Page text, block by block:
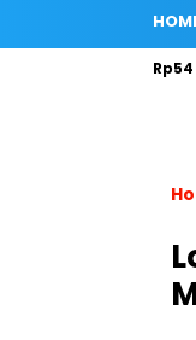
KFC Rp54 Miliar